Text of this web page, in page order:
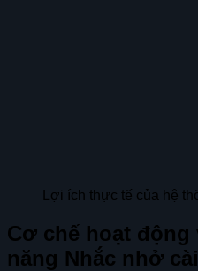
Lợi ích thực tế của hệ
Cơ chế hoạt
năng Nhắc nhở